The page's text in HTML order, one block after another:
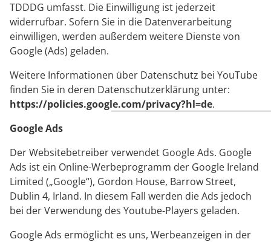
TDDDG umfasst. Die Einwilligung ist jederzeit
widerrufbar. Sofern Sie in die Datenverarbeitung
einwilligen, werden außerdem weitere Dienste von
Google (Ads) geladen.
Weitere Informationen über Datenschutz bei YouTube
finden Sie in deren Datenschutzerklärung unter:
https://policies.google.com/privacy?hl=de.
Google Ads
Der Websitebetreiber verwendet Google Ads. Google
Ads ist ein Online-Werbeprogramm der Google Ireland
Limited („Google“), Gordon House, Barrow Street,
Dublin 4, Irland. In diesem Fall werden die Ads jedoch
bei der Verwendung des Youtube-Players geladen.
Google Ads ermöglicht es uns, Werbeanzeigen in der